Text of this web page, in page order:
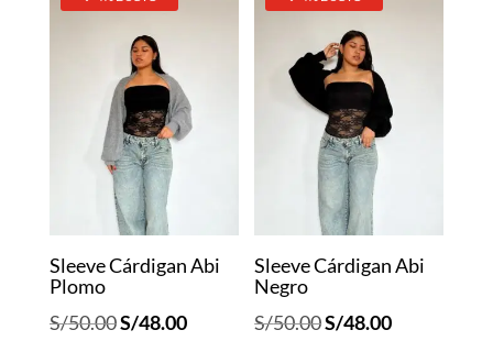
era:
S/58.00.
era:
S/50.00.
Sleeve Cárdigan Abi
Plomo
S/50.00El
S/48.00El
Sleeve Cárdigan Abi
Negro
S/50.00El
S/48.00El